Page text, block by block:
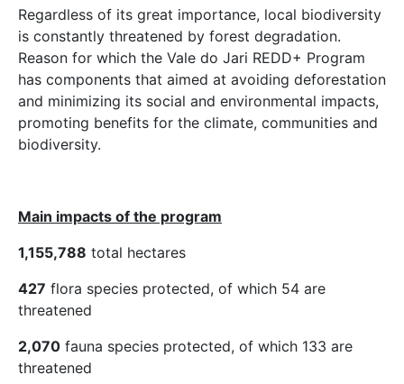
Regardless of its great importance, local biodiversity
is constantly threatened by forest degradation.
Reason for which the Vale do Jari REDD+ Program
has components that aimed at avoiding deforestation
and minimizing its social and environmental impacts,
promoting benefits for the climate, communities and
biodiversity.
Main impacts of the program
1,155,788 total hectares
427 flora species protected, of which 54 are
threatened
2,070 fauna species protected, of which 133 are
threatened